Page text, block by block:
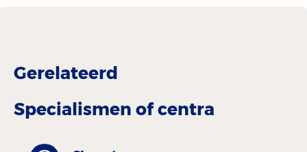
Gerelateerd
Specialismen of centra